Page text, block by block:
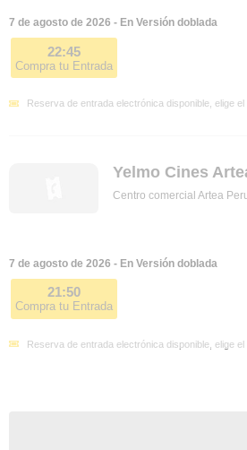
7 de agosto de 2026 - En Versión doblada
22:45
Compra tu Entrada
Reserva de entrada electrónica disponible, elige
Yelmo Cines
Centro comercial Artea
7 de agosto de 2026 - En Versión doblada
21:50
Compra tu Entrada
Reserva de entrada electrónica disponible, elige